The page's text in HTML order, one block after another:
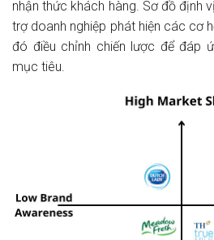
nhận thức khách hàng. Sơ đồ định
trợ doanh nghiệp phát hiện các cơ
đó điều chỉnh chiến lược để đáp
mục tiêu.